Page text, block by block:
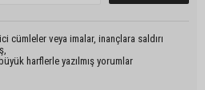
cümleler veya imalar, inançlara saldırı
harflerle yazılmış yorumlar